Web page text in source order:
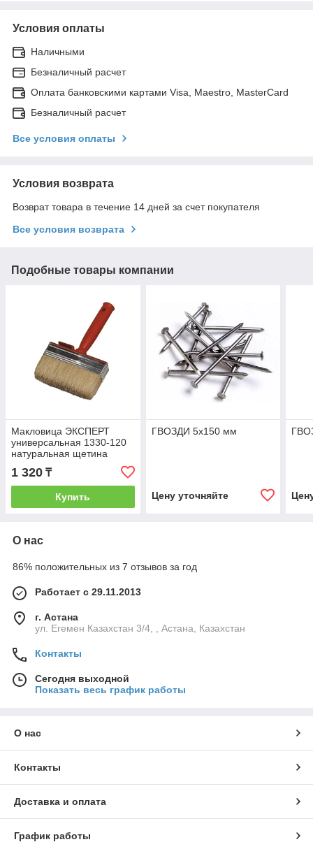
Условия оплаты
Наличными
Безналичный расчет
Оплата банковскими картами Visa, Maestro, MasterCard
Безналичный расчет
Все условия оплаты
Условия возврата
Возврат товара в течение 14 дней за счет покупателя
Все условия возврата
Подобные товары компании
Макловица ЭКСПЕРТ
универсальная 1330-120
натуральная щетина
1 320 ₸
Купить
ГВОЗДИ 5х150 мм
Цену уточняйте
О нас
86% положительных из 7 отзывов за год
Работает с 29.11.2013
г. Астана
ул. Егемен Казахстан 3/4, , Астана, Казахстан
Контакты
Сегодня выходной
Показать весь график работы
О нас
Контакты
Доставка и оплата
График работы